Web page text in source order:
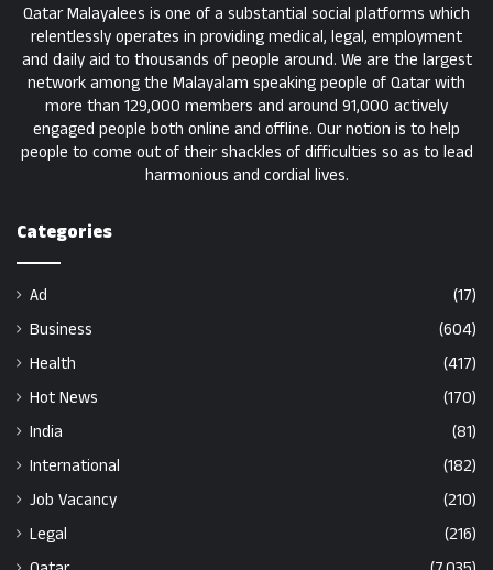
Qatar Malayalees is one of a substantial social platforms which
relentlessly operates in providing medical, legal, employment
and daily aid to thousands of people around. We are the largest
network among the Malayalam speaking people of Qatar with
more than 129,000 members and around 91,000 actively
engaged people both online and offline. Our notion is to help
people to come out of their shackles of difficulties so as to lead
harmonious and cordial lives.
Categories
Ad
(17)
Business
(604)
Health
(417)
Hot News
(170)
India
(81)
International
(182)
Job Vacancy
(210)
Legal
(216)